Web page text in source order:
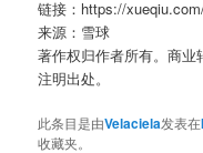
链接：https://
来源：雪球
著作权归作者所有。商
注明出处。
此条目是由Velaciela发表在
收藏夹。